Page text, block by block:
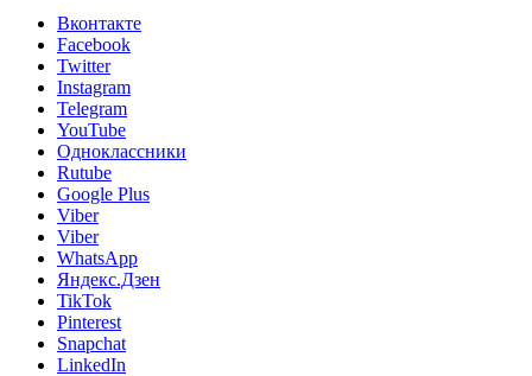
Вконтакте
Facebook
Twitter
Instagram
Telegram
YouTube
Одноклассники
Rutube
Google Plus
Viber
Viber
WhatsApp
Яндекс.Дзен
TikTok
Pinterest
Snapchat
LinkedIn